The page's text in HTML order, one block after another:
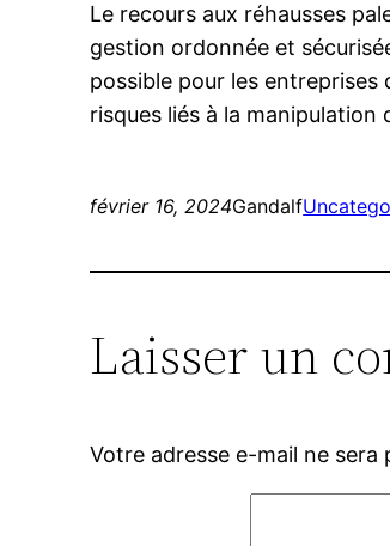
Le recours aux réhausses
gestion ordonnée et
possible pour les
risques liés à la manipulation
février 16, 2024Gandalf
Laisser un
Votre adresse e-mail ne sera